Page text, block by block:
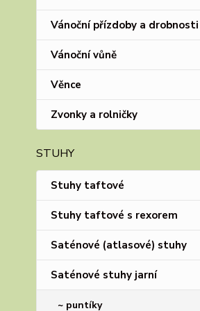
Vánoční přízdoby a drobnosti
Vánoční vůně
Věnce
Zvonky a rolničky
STUHY
Stuhy taftové
Stuhy taftové s rexorem
Saténové (atlasové) stuhy
Saténové stuhy jarní
~ puntíky